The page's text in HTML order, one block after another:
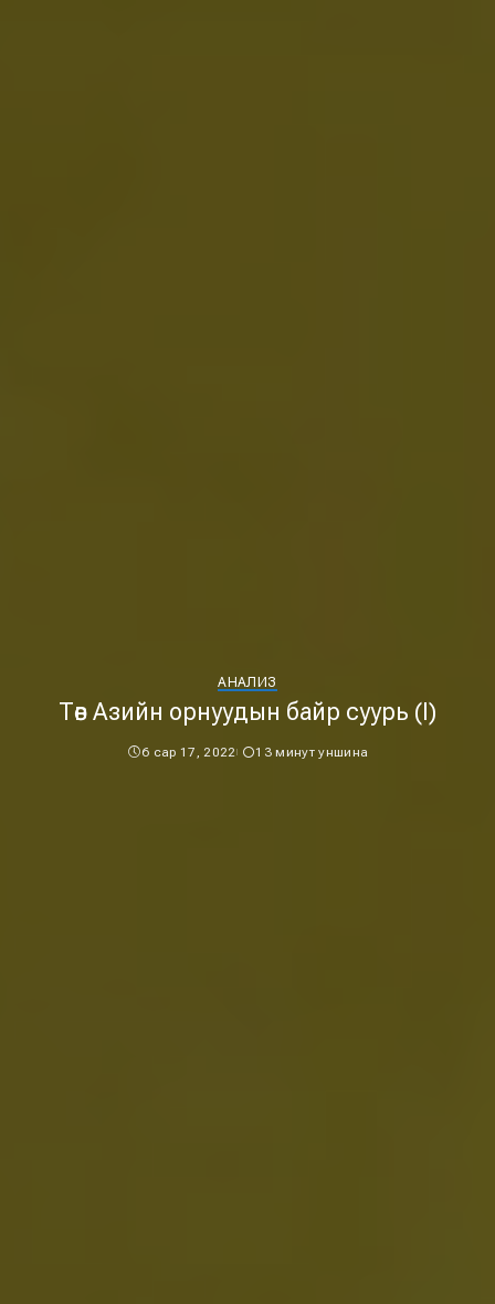
АНАЛИЗ
Төв Азийн орнуудын байр суурь (I)
6 сар 17, 2022 13 минут уншина